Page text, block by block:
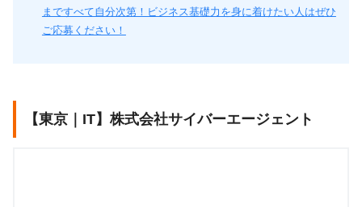
まですべて自分次第！ビジネス基礎力を身に着けたい人はぜひ
ご応募ください！
【東京｜IT】株式会社サイバーエージェント